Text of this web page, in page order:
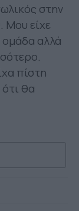
στην
Μου είχε
αλλά
πίστη
θα